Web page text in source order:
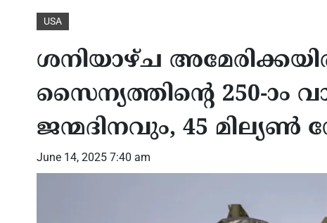
USA
ശനിയാഴ്ച
സൈന്യത്തിന്റെ 250-ാം
ജന്മദിനവും, 45
June 14, 2025 7:40 am